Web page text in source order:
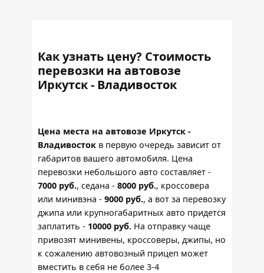
Как узнать цену? Стоимость
перевозки на автовозе
Иркутск - Владивосток
Цена места на автовозе Иркутск -
Владивосток в первую очередь зависит от
габаритов вашего автомобиля. Цена
перевозки небольшого авто составляет -
7000 руб., седана - 8000 руб., кроссовера
или минивэна - 9000 руб., а вот за перевозку
джипа или крупногабаритных авто придется
заплатить - 10000 руб. На отправку чаще
привозят минивены, кроссоверы, джипы, но
к сожалению автовозный прицеп может
вместить в себя не более 3-4